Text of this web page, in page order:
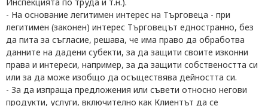
- На основание легитимен интерес на Търговеца - при
легитимен (законен) интерес Търговецът едностранно, без
да пита за съгласие, решава, че има право да обработва
данните на дадени субекти, за да защити своите изконни
права и интереси, например, за да защити собствеността си
или за да може изобщо да осъществява дейността си.
- За да изпраща предложения или съвети относно негови
продукти, услуги, включително как Клиентът да се